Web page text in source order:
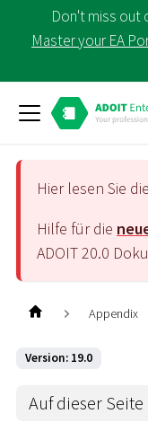
Don't miss out
Master your EA
Hier lesen Sie
Hilfe für die
ADOIT20.0
Appendix
Version: 19.0
Auf dieser Seite